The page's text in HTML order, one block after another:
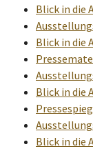
Blick in die
Blick in die
Blick in die
Blick in die